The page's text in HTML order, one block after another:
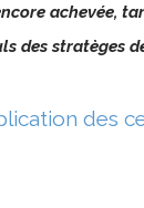
achevée,
des stratèges
des